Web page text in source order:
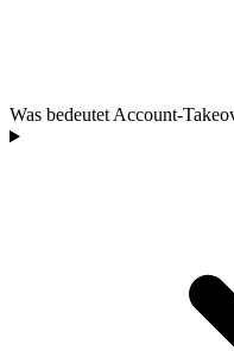
Was bedeutet Account-